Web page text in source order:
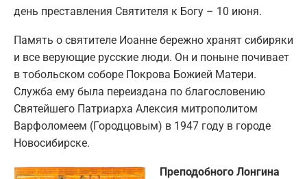
день преставления Святителя к Богу – 10 июня.
Память о святителе Иоанне бережно хранят сибиряки
и все верующие русские люди. Он и поныне почивает
в тобольском соборе Покрова Божией Матери.
Служба ему была переиздана по благословению
Святейшего Патриарха Алексия митрополитом
Варфоломеем (Городцовым) в 1947 году в городе
Новосибирске.
Преподобного Лонгина